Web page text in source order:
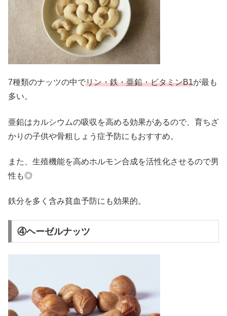
7種類のナッツの中でリン・鉄・亜鉛・ビタミンB1が最も
多い。
亜鉛はカルシウムの吸収を高める効果があるので、育ちざ
かりの子供や骨粗しょう症予防にもおすすめ。
また、生殖機能を高めホルモン合成を活性化させるので男
性も◎
鉄分を多く含み貧血予防にも効果的。
④ヘーゼルナッツ